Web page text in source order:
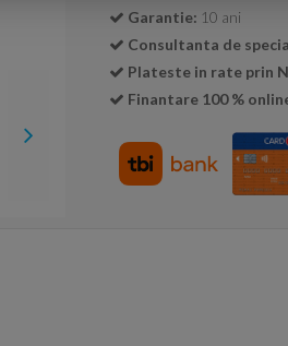
Garantie: 10 ani
Consultanta de
Plateste in rate prin
Finantare 100 %